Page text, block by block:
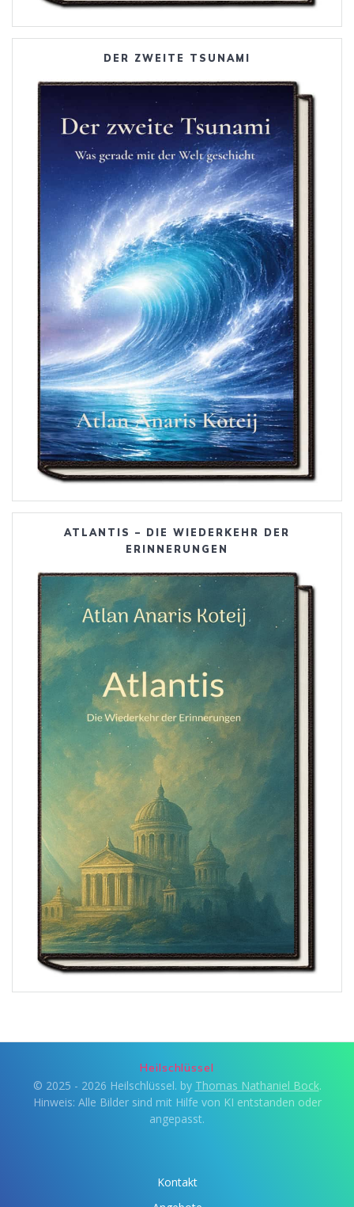
DER ZWEITE TSUNAMI
ATLANTIS – DIE WIEDERKEHR DER
ERINNERUNGEN
Heilschlüssel
© 2025 - 2026 Heilschlüssel. by Thomas Nathaniel Bock.
Hinweis: Alle Bilder sind mit Hilfe von KI entstanden oder
angepasst.
Kontakt